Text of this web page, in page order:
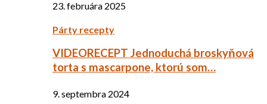
23. februára 2025
Párty recepty
VIDEORECEPT Jednoduchá broskyňová
torta s mascarpone, ktorú som…
9. septembra 2024